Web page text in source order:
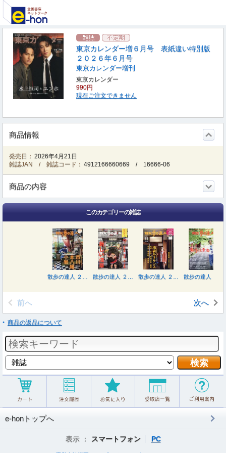
東京カレンダー増６月号 表紙違い特別版
２０２６年６月号
東京カレンダー増刊
東京カレンダー
990円
現在ご注文できません
商品情報
発売日： 2026年4月21日
雑誌JAN / 雑誌コード： 4912166660669 / 16666-06
商品の内容
このカテゴリーの雑誌
前へ 次へ
商品の返品について
e-honトップへ
表示 ： スマートフォン PC